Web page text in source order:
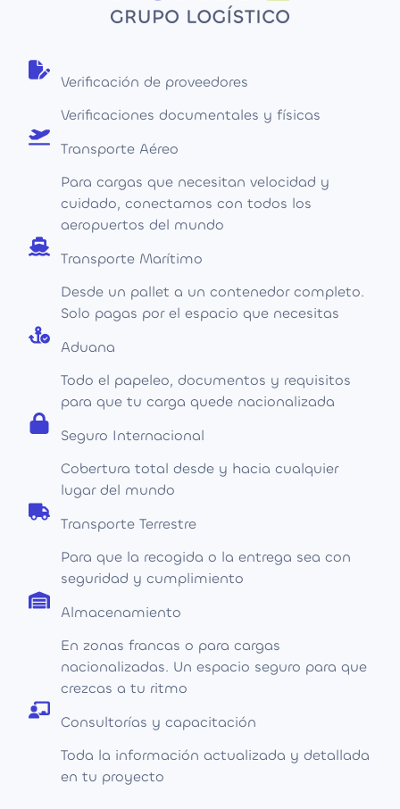
Verificación de proveedores
Verificaciones documentales y físicas
Transporte Aéreo
Para cargas que necesitan velocidad y
cuidado, conectamos con todos los
aeropuertos del mundo
Transporte Marítimo
Desde un pallet a un contenedor completo.
Solo pagas por el espacio que necesitas
Aduana
Todo el papeleo, documentos y requisitos
para que tu carga quede nacionalizada
Seguro Internacional
Cobertura total desde y hacia cualquier
lugar del mundo
Transporte Terrestre
Para que la recogida o la entrega sea con
seguridad y cumplimiento
Almacenamiento
En zonas francas o para cargas
nacionalizadas. Un espacio seguro para que
crezcas a tu ritmo
Consultorías y capacitación
Toda la información actualizada y detallada
en tu proyecto